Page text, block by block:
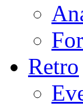
Retro